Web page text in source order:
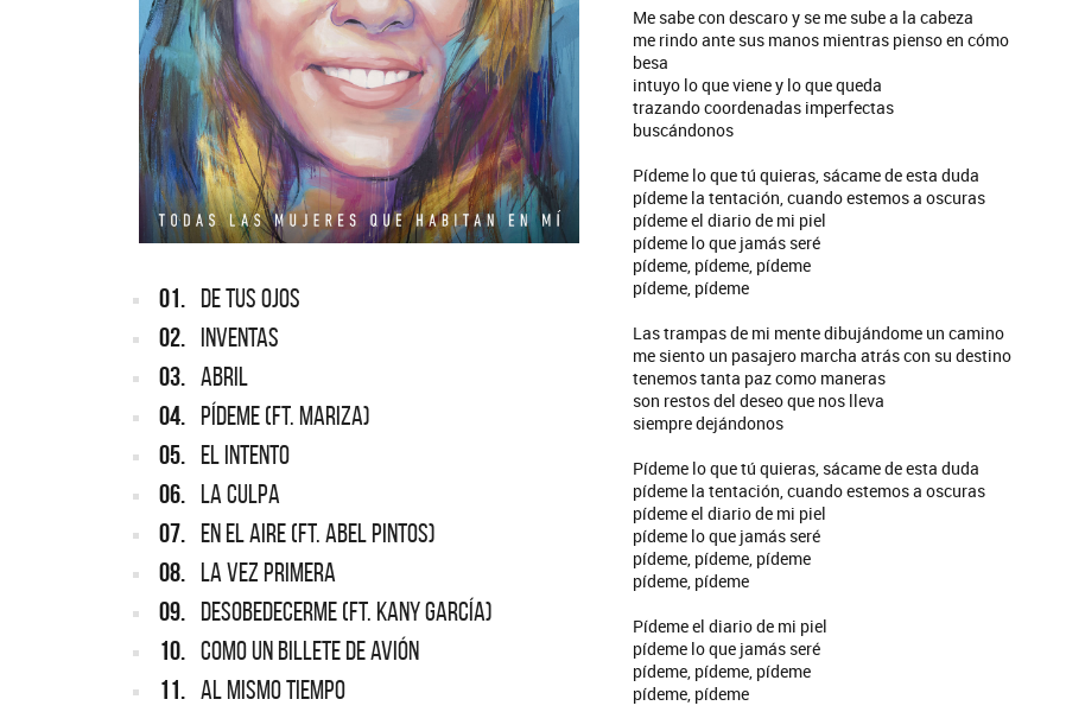
01. DE TUS OJOS
02. INVENTAS
03. ABRIL
04. PÍDEME (FT. MARIZA)
05. EL INTENTO
06. LA CULPA
07. EN EL AIRE (FT. ABEL PINTOS)
08. LA VEZ PRIMERA
09. DESOBEDECERME (FT. KANY GARCÍA)
10. COMO UN BILLETE DE AVIÓN
11. AL MISMO TIEMPO
Me sabe con descaro y se me sube a la cabeza
me rindo ante sus manos mientras pienso en cómo
besa
intuyo lo que viene y lo que queda
trazando coordenadas imperfectas
buscándonos
Pídeme lo que tú quieras, sácame de esta duda
pídeme la tentación, cuando estemos a oscuras
pídeme el diario de mi piel
pídeme lo que jamás seré
pídeme, pídeme, pídeme
pídeme, pídeme
Las trampas de mi mente dibujándome un camino
me siento un pasajero marcha atrás con su destino
tenemos tanta paz como maneras
son restos del deseo que nos lleva
siempre dejándonos
Pídeme lo que tú quieras, sácame de esta duda
pídeme la tentación, cuando estemos a oscuras
pídeme el diario de mi piel
pídeme lo que jamás seré
pídeme, pídeme, pídeme
pídeme, pídeme
Pídeme el diario de mi piel
pídeme lo que jamás seré
pídeme, pídeme, pídeme
pídeme, pídeme